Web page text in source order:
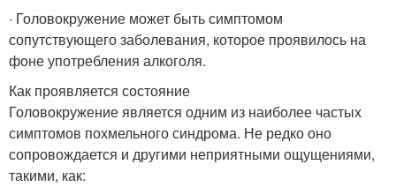
· Головокружение может быть симптомом
сопутствующего заболевания, которое проявилось на
фоне употребления алкоголя.
Как проявляется состояние
Головокружение является одним из наиболее частых
симптомов похмельного синдрома. Не редко оно
сопровождается и другими неприятными ощущениями,
такими, как: